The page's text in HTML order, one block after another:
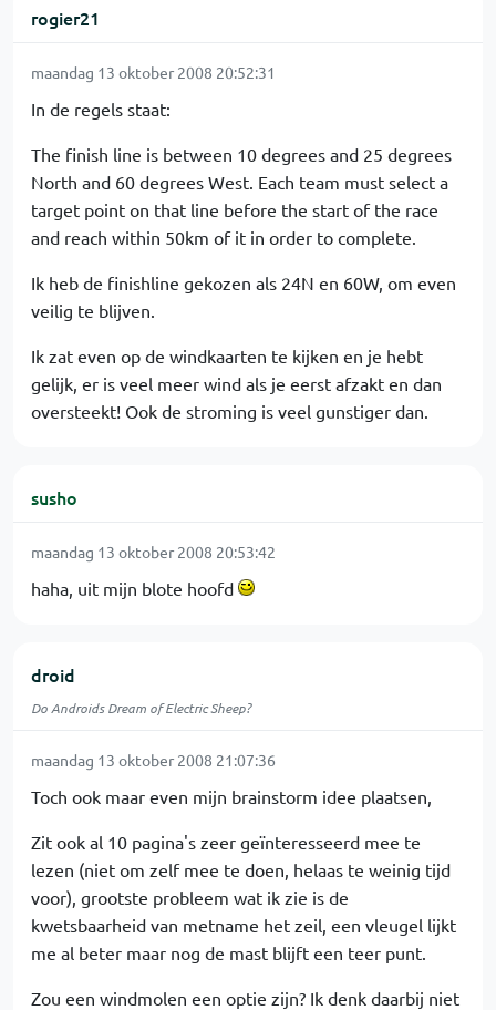
rogier21
maandag 13 oktober 2008 20:52:31
In de regels staat:
The finish line is between 10 degrees and 25 degrees
North and 60 degrees West. Each team must select a
target point on that line before the start of the race
and reach within 50km of it in order to complete.
Ik heb de finishline gekozen als 24N en 60W, om even
veilig te blijven.
Ik zat even op de windkaarten te kijken en je hebt
gelijk, er is veel meer wind als je eerst afzakt en dan
oversteekt! Ook de stroming is veel gunstiger dan.
susho
maandag 13 oktober 2008 20:53:42
haha, uit mijn blote hoofd
droid
Do Androids Dream of Electric Sheep?
maandag 13 oktober 2008 21:07:36
Toch ook maar even mijn brainstorm idee plaatsen,
Zit ook al 10 pagina's zeer geïnteresseerd mee te
lezen (niet om zelf mee te doen, helaas te weinig tijd
voor), grootste probleem wat ik zie is de
kwetsbaarheid van metname het zeil, een vleugel lijkt
me al beter maar nog de mast blijft een teer punt.
Zou een windmolen een optie zijn? Ik denk daarbij niet